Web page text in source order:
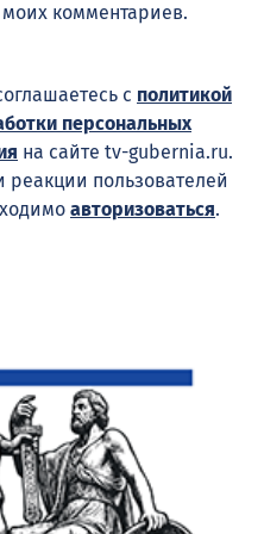
комментариев.
с политикой
персональных
на сайте tv-gubernia.ru.
реакции пользователей
авторизоваться.